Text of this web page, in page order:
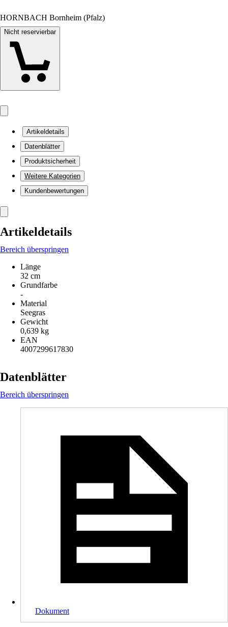
HORNBACH Bornheim (Pfalz)
Nicht reservierbar
Artikeldetails
Datenblätter
Produktsicherheit
Weitere Kategorien
Kundenbewertungen
Artikeldetails
Bereich überspringen
Länge
32 cm
Grundfarbe
-
Material
Seegras
Gewicht
0,639 kg
EAN
4007299617830
Datenblätter
Bereich überspringen
Dokument